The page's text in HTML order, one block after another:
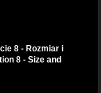
8 - Rozmiar i
8 - Size and